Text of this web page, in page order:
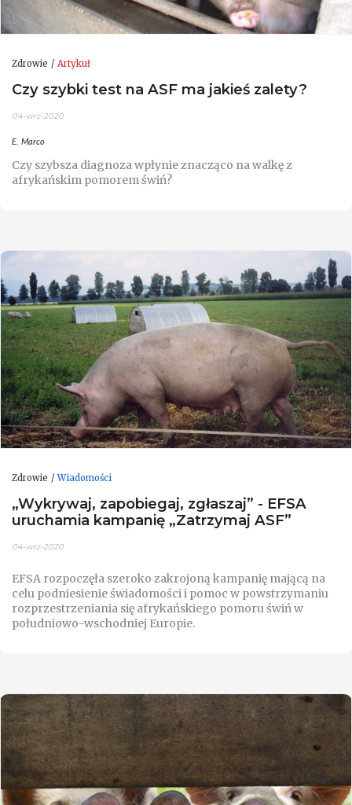
Zdrowie Artykuł
Czy szybki test na ASF ma jakieś zalety?
04-wrz-2020
E. Marco
Czy szybsza diagnoza wpłynie znacząco na walkę z
afrykańskim pomorem świń?
Zdrowie Wiadomości
„Wykrywaj, zapobiegaj, zgłaszaj” - EFSA
uruchamia kampanię „Zatrzymaj ASF”
04-wrz-2020
EFSA rozpoczęła szeroko zakrojoną kampanię mającą na
celu podniesienie świadomości i pomoc w powstrzymaniu
rozprzestrzeniania się afrykańskiego pomoru świń w
południowo-wschodniej Europie.